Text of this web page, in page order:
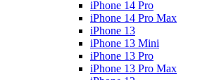
iPhone 14 Pro
iPhone 14 Pro Max
iPhone 13
iPhone 13 Mini
iPhone 13 Pro
iPhone 13 Pro Max